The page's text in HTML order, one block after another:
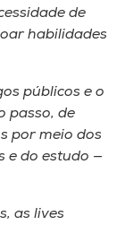
de
habilidades
públicos e o
passo, de
por meio dos
e do estudo —
as lives